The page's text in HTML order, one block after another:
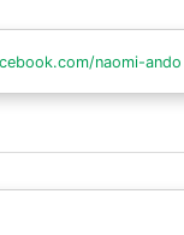
naomi-ando